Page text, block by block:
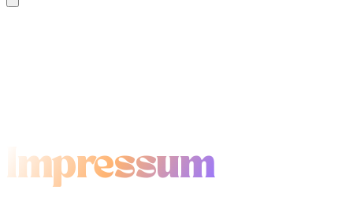
Impressum